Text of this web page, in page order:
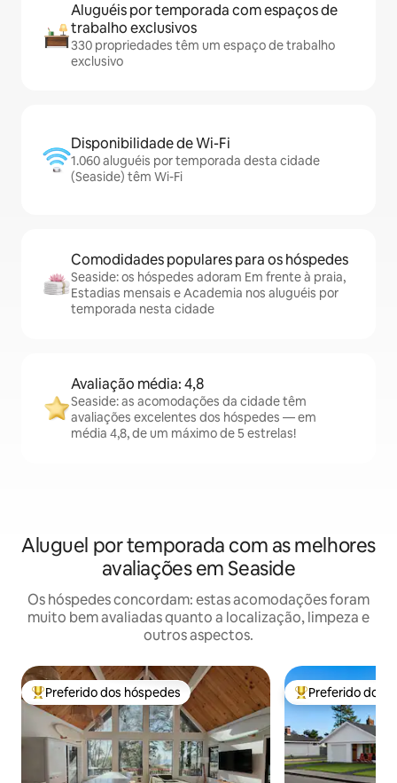
Aluguéis por temporada com espaços de
trabalho exclusivos
330 propriedades têm um espaço de trabalho
exclusivo
Disponibilidade de Wi-Fi
1.060 aluguéis por temporada desta cidade
(Seaside) têm Wi-Fi
Comodidades populares para os hóspedes
Seaside: os hóspedes adoram Em frente à praia,
Estadias mensais e Academia nos aluguéis por
temporada nesta cidade
Avaliação média: 4,8
Seaside: as acomodações da cidade têm
avaliações excelentes dos hóspedes — em
média 4,8, de um máximo de 5 estrelas!
Aluguel por temporada com as melhores
avaliações em Seaside
Os hóspedes concordam: estas acomodações foram
muito bem avaliadas quanto a localização, limpeza e
outros aspectos.
Entre os melhores preferidos dos hóspedes
Preferido dos hóspedes Entre os
Preferido dos